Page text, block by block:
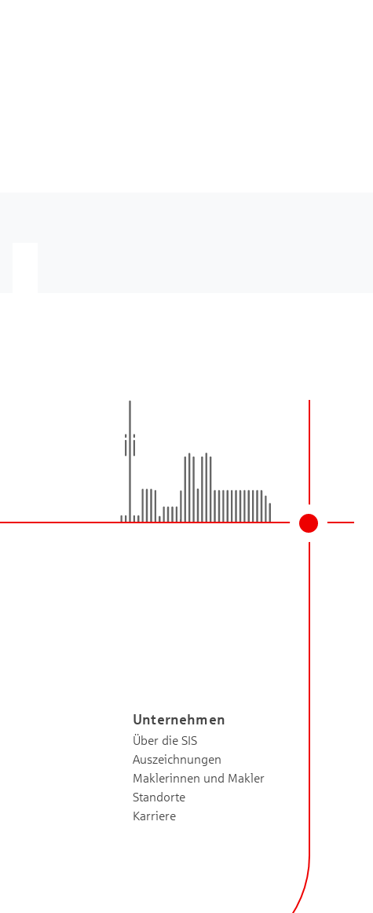
Unternehmen
Über die SIS
Auszeichnungen
Maklerinnen und Makler
Standorte
Karriere